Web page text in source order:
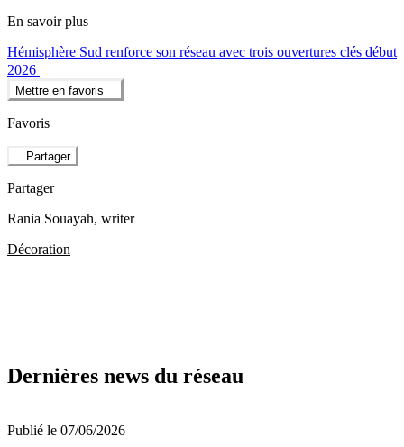
En savoir plus
Hémisphère Sud renforce son réseau avec trois ouvertures clés début
2026
Mettre en favoris
Favoris
Partager
Partager
Rania Souayah, writer
Décoration
Dernières news du réseau
Publié le 07/06/2026